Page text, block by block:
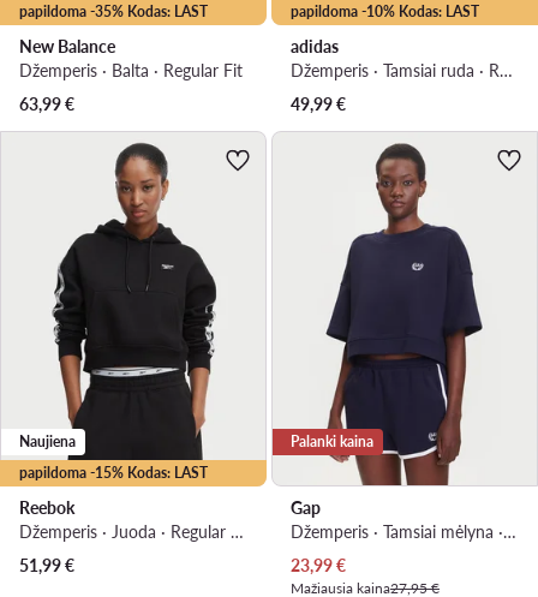
papildoma -35% Kodas: LAST
New Balance
Džemperis · Balta · Regular Fit
63,99€
papildoma -10% Kodas: LAST
adidas
Džemperis · Tamsiai ruda · Regular Fit
49,99€
papildoma -15% Kodas: LAST
Naujiena
Reebok
Džemperis · Juoda · Regular Fit
51,99€
Palanki kaina
Gap
Džemperis · Tamsiai mėlyna · Oversize
Dabartinė kaina
23,99€
Mažiausia kaina27,95 €